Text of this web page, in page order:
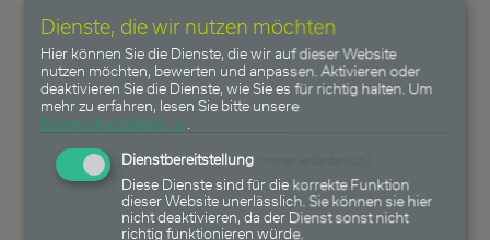
beraten. Einer der von der
Heemann Vermögensverwaltung
AG gemanagten Fonds oder
einzelne Mandanten der
Vermögensverwaltung sind in dem
genannten Wertpapier zum
Zeitpunkt des Publikmachens des
Artikels investiert. Die Heemann
Dienste, die wir nutzen möchten
Hier können Sie die Dienste, die wir auf dieser Website
nutzen möchten, bewerten und anpassen. Aktivieren oder
deaktivieren Sie die Dienste, wie Sie es für richtig halten. Um
mehr zu erfahren, lesen Sie bitte unsere
Datenschutzerklärung
Dienstbereitstellung
Diese Dienste sind für die korrekte Funktion
dieser Website unerlässlich. Sie können sie hier
nicht deaktivieren, da der Dienst sonst nicht
richtig funktionieren würde.